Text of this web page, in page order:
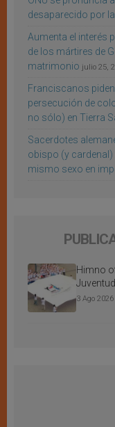
desaparecido por
Aumenta el interés
de los mártires de
matrimonio julio 25,
Franciscanos
persecución de
no sólo) en Tierra
Sacerdotes
obispo (y cardenal)
mismo sexo en
Himno
3 Ago 2026